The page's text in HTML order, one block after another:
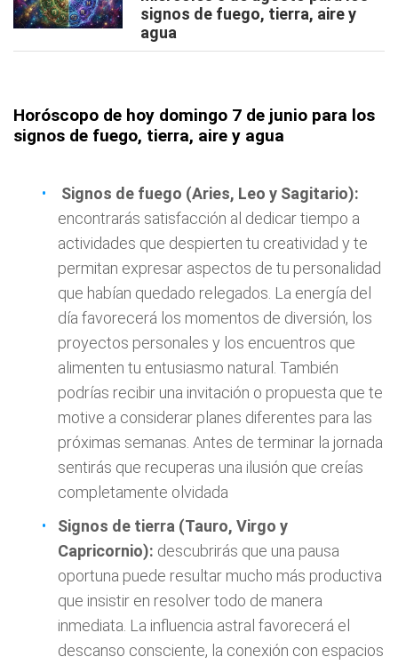
signos de fuego, tierra, aire y
agua
Horóscopo de hoy domingo 7 de junio para los
signos de fuego, tierra, aire y agua
Signos de fuego (Aries, Leo y Sagitario):
encontrarás satisfacción al dedicar tiempo a
actividades que despierten tu creatividad y te
permitan expresar aspectos de tu personalidad
que habían quedado relegados. La energía del
día favorecerá los momentos de diversión, los
proyectos personales y los encuentros que
alimenten tu entusiasmo natural. También
podrías recibir una invitación o propuesta que te
motive a considerar planes diferentes para las
próximas semanas. Antes de terminar la jornada
sentirás que recuperas una ilusión que creías
completamente olvidada
Signos de tierra (Tauro, Virgo y
Capricornio): descubrirás que una pausa
oportuna puede resultar mucho más productiva
que insistir en resolver todo de manera
inmediata. La influencia astral favorecerá el
descanso consciente, la conexión con espacios